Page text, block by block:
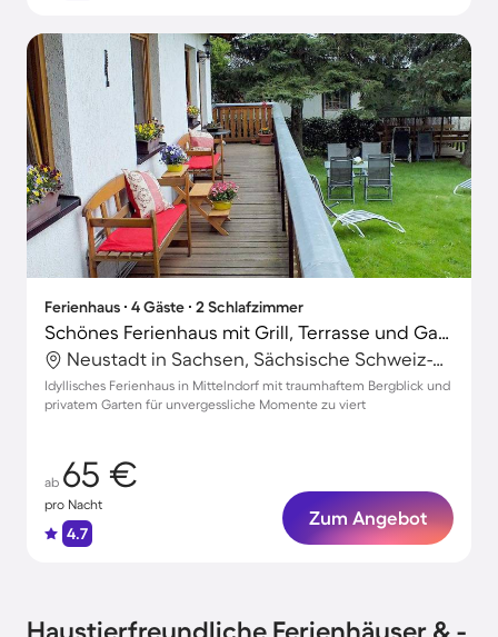
Ferienhaus ∙ 4 Gäste ∙ 2 Schlafzimmer
Schönes Ferienhaus mit Grill, Terrasse und Garten | Gartenblick
Neustadt in Sachsen, Sächsische Schweiz-Osterzgebirge, Deutschland
Idyllisches Ferienhaus in Mittelndorf mit traumhaftem Bergblick und
privatem Garten für unvergessliche Momente zu viert
ab 65 €
pro Nacht
4.7
Zum Angebot
Haustierfreundliche Ferienhäuser & -